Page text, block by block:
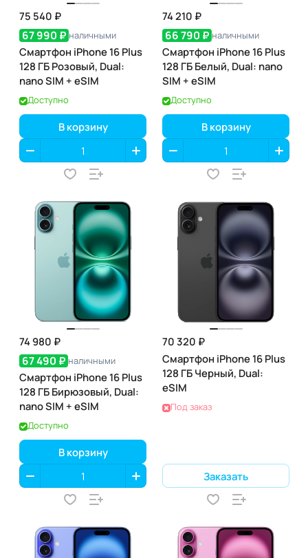
75 540 ₽
67 990 ₽ наличными
Смартфон iPhone 16 Plus
128 ГБ Розовый, Dual:
nano SIM + eSIM
Доступно
В корзину
74 210 ₽
66 790 ₽ наличными
Смартфон iPhone 16 Plus
128 ГБ Белый, Dual: nano
SIM + eSIM
Доступно
В корзину
74 980 ₽
67 490 ₽ наличными
Смартфон iPhone 16 Plus
128 ГБ Бирюзовый, Dual:
nano SIM + eSIM
Доступно
В корзину
70 320 ₽
Смартфон iPhone 16 Plus
128 ГБ Черный, Dual:
eSIM
Под заказ
Заказать